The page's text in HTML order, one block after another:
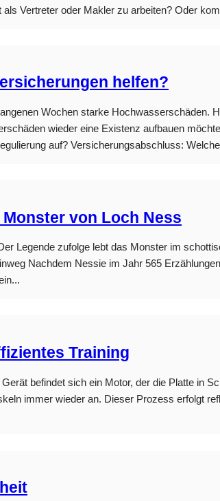
Vertreter oder Makler zu arbeiten? Oder
helfen?
Wochen starke
wieder eine Existenz aufbauen
auf? Versicherungsabschluss:
von Loch Ness
Legende zufolge lebt das Monster im
Nachdem Nessie im Jahr 565
Training
befindet sich ein Motor, der die Platte in
immer wieder an. Dieser Prozess erfolgt